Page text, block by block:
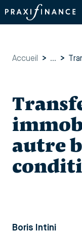
Accueil > ... >
autre
Boris Intini